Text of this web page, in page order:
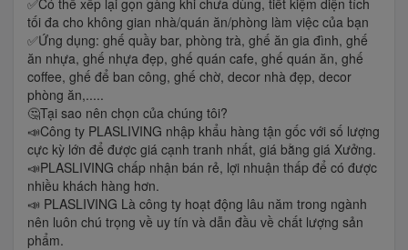
tối đa cho không gian nhà/quán ăn/phòng làm việc của bạn
✅Ứng dụng: ghế quầy bar, phòng trà, ghế ăn gia đình, ghế
ăn nhựa, ghế nhựa đẹp, ghế quán cafe, ghế quán ăn, ghế
coffee, ghế để ban công, ghế chờ, decor nhà đẹp, decor
phòng ăn,.....
🤔Tại sao nên chọn của chúng tôi?
📣Công ty PLASLIVING nhập khẩu hàng tận gốc với số lượng
cực kỳ lớn để được giá cạnh tranh nhất, giá bằng giá Xưởng.
📣PLASLIVING chấp nhận bán rẻ, lợi nhuận thấp để có được
nhiều khách hàng hơn.
📣 PLASLIVING Là công ty hoạt động lâu năm trong ngành
nên luôn chú trọng về uy tín và dẫn đầu về chất lượng sản
phẩm.